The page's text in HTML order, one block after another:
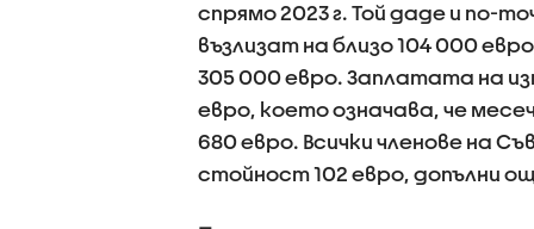
спрямо 2023 г. Той даде и по-
възлизат на близо 104 000
305 000 евро. Заплатата на
евро, което означава, че
680 евро. Всички членове на
стойност 102 евро, допълни